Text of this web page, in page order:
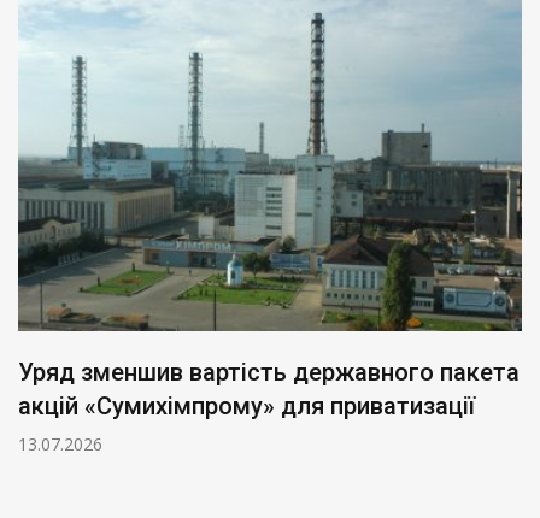
Уряд зменшив вартість державного пакета
акцій «Сумихімпрому» для приватизації
13.07.2026